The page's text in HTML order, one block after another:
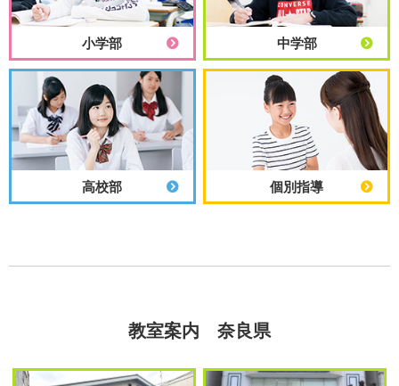
小学部 中学部
高校部 個別指導
教室案内 奈良県